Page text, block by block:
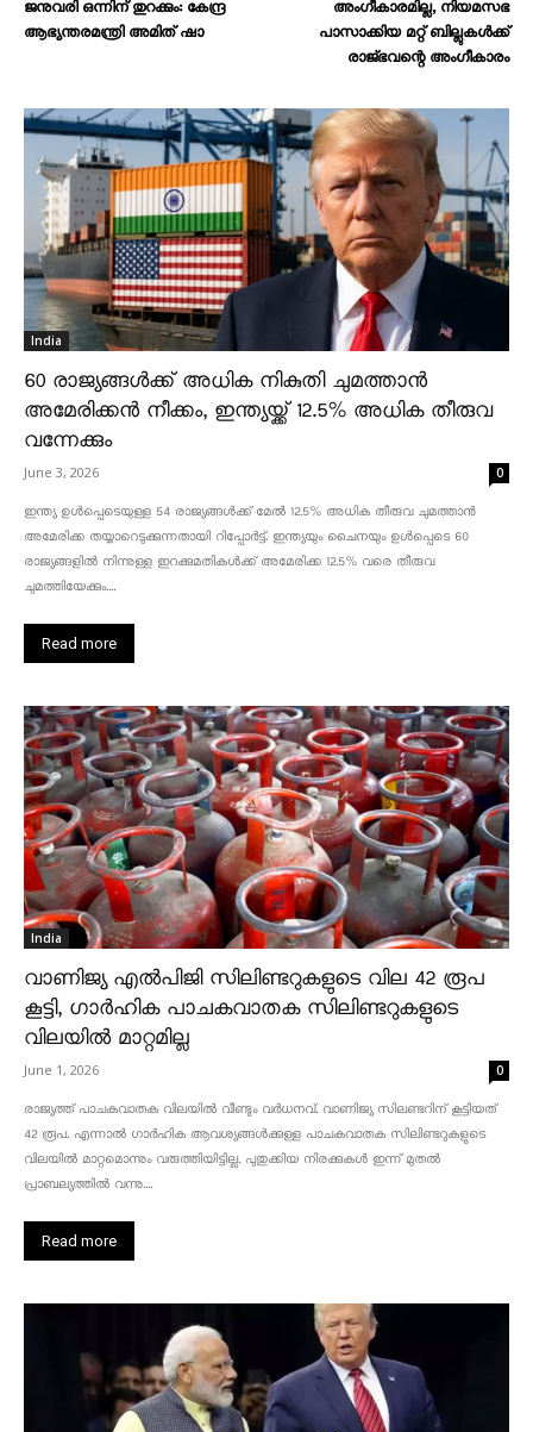
ജനുവരി ഒന്നിന് തുറക്കും: കേന്ദ്ര
ആഭ്യന്തരമന്ത്രി അമിത് ഷാ
അംഗീകാരമില്ല, നിയമസഭ
പാസാക്കിയ മറ്റ് ബില്ലുകൾക്ക്
രാജ്ഭവന്റെ അംഗീകാരം
India
60 രാജ്യങ്ങൾക്ക് അധിക നികുതി ചുമത്താൻ
അമേരിക്കൻ നീക്കം, ഇന്ത്യയ്ക്ക് 12.5% അധിക തീരുവ
വന്നേക്കും
June 3, 2026 0
ഇന്ത്യ ഉൾപ്പെടെയുള്ള 54 രാജ്യങ്ങൾക്ക് മേൽ 12.5% അധിക തീരുവ ചുമത്താൻ
അമേരിക്ക തയ്യാറെടുക്കുന്നതായി റിപ്പോർട്ട്. ഇന്ത്യയും ചൈനയും ഉൾപ്പെടെ 60
രാജ്യങ്ങളിൽ നിന്നുള്ള ഇറക്കുമതികൾക്ക് അമേരിക്ക 12.5% ​​വരെ തീരുവ
ചുമത്തിയേക്കും....
Read more
India
വാണിജ്യ എൽപിജി സിലിണ്ടറുകളുടെ വില 42 രൂപ
കൂട്ടി, ഗാർഹിക പാചകവാതക സിലിണ്ടറുകളുടെ
വിലയിൽ മാറ്റമില്ല
June 1, 2026 0
രാജ്യത്ത് പാചകവാതക വിലയിൽ വീണ്ടും വർധനവ്. വാണിജ്യ സിലണ്ടറിന് കൂട്ടിയത്
42 രൂപ. എന്നാൽ ഗാർഹിക ആവശ്യങ്ങൾക്കുള്ള പാചകവാതക സിലിണ്ടറുകളുടെ
വിലയിൽ മാറ്റമൊന്നും വരുത്തിയിട്ടില്ല. പുതുക്കിയ നിരക്കുകൾ ഇന്ന് മുതൽ
പ്രാബല്യത്തിൽ വന്നു....
Read more